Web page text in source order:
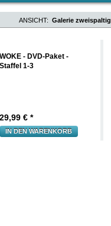
ANSICHT: Galerie zweispaltig
WOKE - DVD-Paket -
Staffel 1-3
29,99 € *
IN DEN WARENKORB